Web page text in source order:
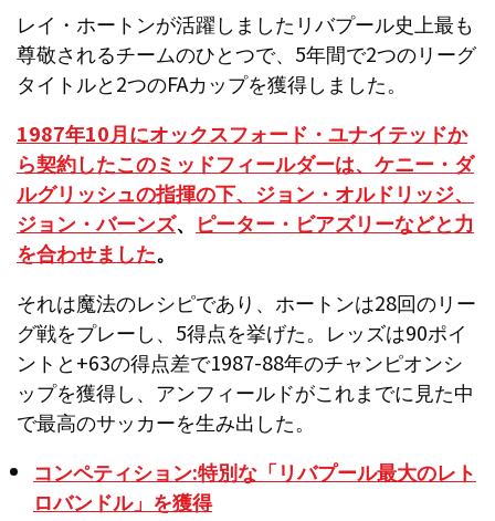
レイ・ホートンが活躍しましたリバプール史上最も
尊敬されるチームのひとつで、5年間で2つのリーグ
タイトルと2つのFAカップを獲得しました。
1987年10月にオックスフォード・ユナイテッドか
ら契約したこのミッドフィールダーは、ケニー・ダ
ルグリッシュの指揮の下、 ジョン・オルドリッジ、
ジョン・バーンズ、
ピーター・ビアズリーなどと力
を合わせました。
それは魔法のレシピであり、ホートンは28回のリー
グ戦をプレーし、5得点を挙げた。レッズは90ポイ
ントと+63の得点差で1987-88年のチャンピオンシ
ップを獲得し、アンフィールドがこれまでに見た中
で最高のサッカーを生み出した。
コンペティション:特別な「リバプール最大のレト
ロバンドル」を獲得